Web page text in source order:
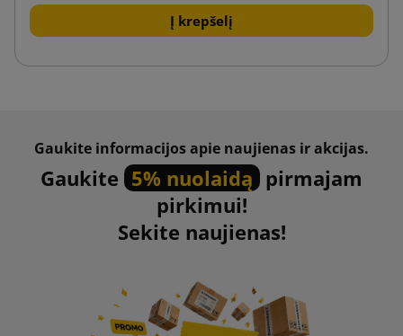
Į krepšelį
Gaukite informacijos apie naujienas ir akcijas.
Gaukite 5% nuolaidą pirmajam
pirkimui!
Sekite naujienas!